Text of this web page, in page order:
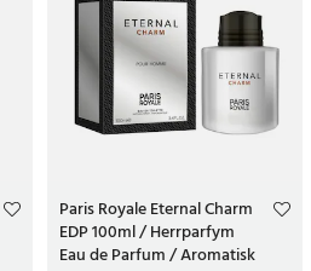
Paris Royale Eternal Charm
EDP 100ml / Herrparfym
Eau de Parfum / Aromatisk